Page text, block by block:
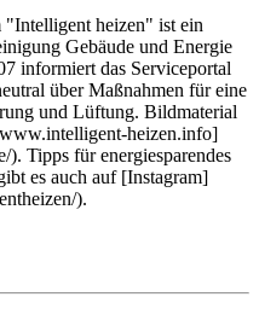
"Intelligent heizen" ist ein
Gebäude und Energie
informiert das Serviceportal
über Maßnahmen für eine
und Lüftung. Bildmaterial
heizen.info]
). Tipps für energiesparendes
es auch auf [Instagram]
).